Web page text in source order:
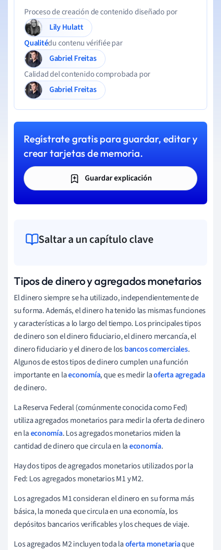
Proceso de creación de contenido diseñado por
Lily Hulatt
Qualitédu contenu vérifiée par
Gabriel Freitas
Calidad del contenido comprobada por
Gabriel Freitas
Regístrate gratis para guardar, editar y
crear tarjetas de memoria.
Guardar explicación
Saltar a un capítulo clave
Tipos de dinero y agregados monetarios
El dinero siempre se ha utilizado, independientemente de
su forma. Además, el dinero ha tenido las mismas funciones
y características a lo largo del tiempo. Los principales tipos
de dinero son el dinero fiduciario, el dinero mercancía, el
dinero fiduciario y el dinero de losbancos comerciales.
Algunos de estos tipos de dinero cumplen una función
importante en laeconomía, que es medir laoferta agregada
de dinero.
La Reserva Federal (comúnmente conocida como Fed)
utiliza agregados monetarios para medir la oferta de dinero
en laeconomía. Los agregados monetarios miden la
cantidad de dinero que circula en laeconomía.
Hay dos tipos de agregados monetarios utilizados por la
Fed: Los agregados monetarios M1 y M2.
Los agregados M1 consideran el dinero en su forma más
básica, la moneda que circula en una economía, los
depósitos bancarios verificables y los cheques de viaje.
Los agregados M2 incluyen toda laoferta monetariaque